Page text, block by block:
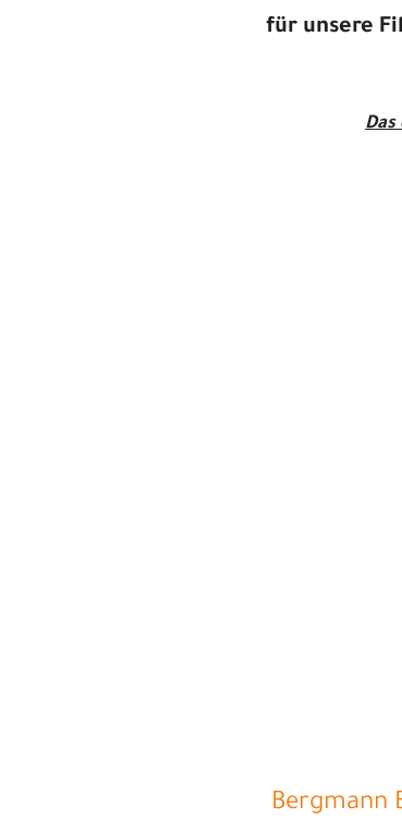
für unsere
Das
Bergmann